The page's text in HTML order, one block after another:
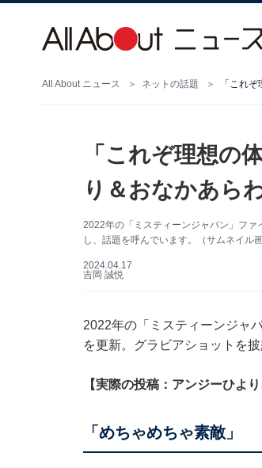
All About ニュース ネットの話題 「これ
「これぞ理想の
り＆おなかあら
2022年の「ミスティーンジャパン」フ
し、話題を呼んでいます。（サムネイル
2024.04.17
吉岡 誠悦
2022年の「ミスティーンジャ
を更新。グラビアショットを披
【実際の投稿：アンジーひよ
「めちゃめちゃ素敵」